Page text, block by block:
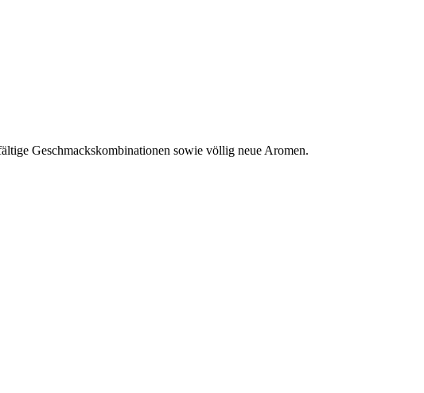
Geschmackskombinationen sowie völlig neue Aromen.